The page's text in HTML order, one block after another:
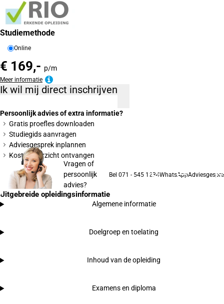
Studiemethode
Online
€ 169,- p/m
Meer informatie
Ik wil mij direct inschrijven
Persoonlijk advies of extra informatie?
Gratis proefles downloaden
Studiegids aanvragen
Adviesgesprek inplannen
Kostenoverzicht ontvangen
Vragen of
persoonlijk
advies?
Bel 071 - 545 1234WhatsApp
Uitgebreide opleidingsinformatie
Algemene informatie
Doelgroep en toelating
Inhoud van de opleiding
Examens en diploma